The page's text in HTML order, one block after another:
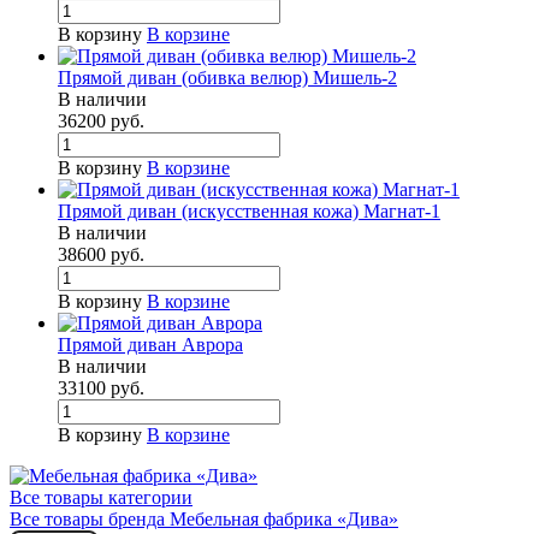
В корзину В корзине
Прямой диван (обивка велюр) Мишель-2
В наличии
36200 руб.
В корзину В корзине
Прямой диван (искусственная кожа) Магнат-1
В наличии
38600 руб.
В корзину В корзине
Прямой диван Аврора
В наличии
33100 руб.
В корзину В корзине
Все товары категории
Все товары бренда Мебельная фабрика «Дива»